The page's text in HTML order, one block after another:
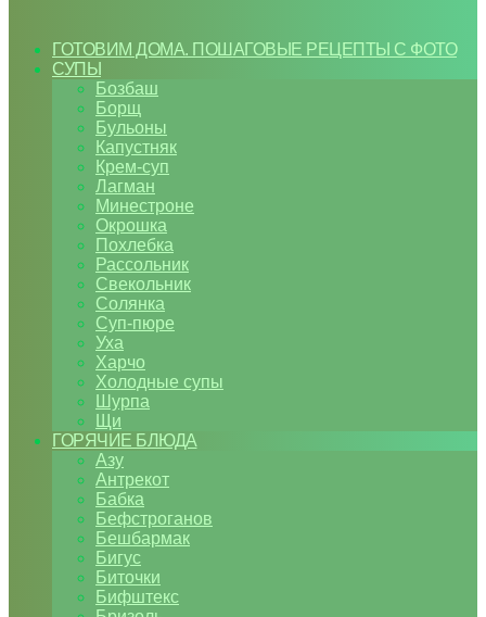
ГОТОВИМ ДОМА. ПОШАГОВЫЕ РЕЦЕПТЫ С ФОТО
СУПЫ
Бозбаш
Борщ
Бульоны
Капустняк
Крем-суп
Лагман
Минестроне
Окрошка
Похлебка
Рассольник
Свекольник
Солянка
Суп-пюре
Уха
Харчо
Холодные супы
Шурпа
Щи
ГОРЯЧИЕ БЛЮДА
Азу
Антрекот
Бабка
Бефстроганов
Бешбармак
Бигус
Биточки
Бифштекс